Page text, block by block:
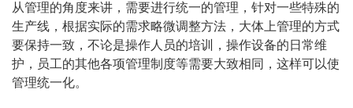
从管理的角度来讲，需要进行统一的管理，针对一些特殊的
生产线，根据实际的需求略微调整方法，大体上管理的方式
要保持一致，不论是操作人员的培训，操作设备的日常维
护，员工的其他各项管理制度等需要大致相同，这样可以使
管理统一化。